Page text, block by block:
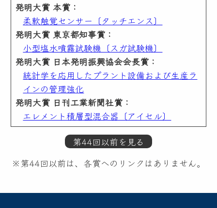
発明大賞 本賞：
柔軟触覚センサー〔タッチエンス〕
発明大賞 東京都知事賞：
小型塩水噴霧試験機〔スガ試験機〕
発明大賞 日本発明振興協会会長賞：
統計学を応用したプラント設備および生産ラ
インの管理強化
発明大賞 日刊工業新聞社賞：
エレメント積層型混合器〔アイセル〕
第44回以前を見る
※第44回以前は、各賞へのリンクはありません。